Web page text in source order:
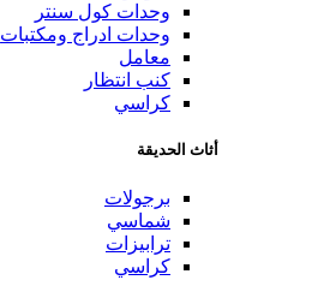
وحدات كول سنتر
وحدات ادراج ومكتبات
معامل
كنب انتظار
كراسي
أثاث الحديقة
برجولات
شماسي
ترابيزات
كراسي